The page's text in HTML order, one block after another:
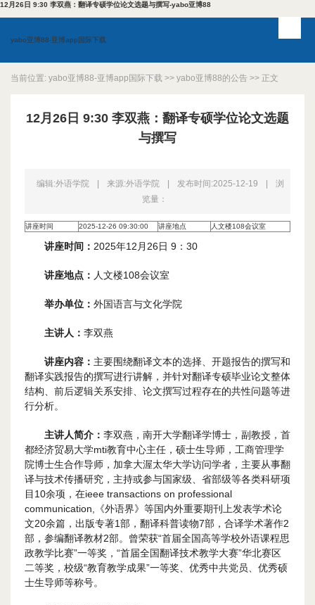
12月26日 9:30 李双燕：翻译专硕学位论文选题与撰写-yabo亚博88
yabo亚博88-亚博app国际下载
当前位置: yabo亚博88-亚博app国际下载 >> yabo亚博88的公告 >> 正文
12月26日 9:30 李双燕：翻译专硕学位论文选题
与撰写
编辑:外语学院 来源:外语学院 发布时间:2025-12-19
浏
览量：
讲座时间 2025-12-26 09:30:00 讲座地点 人文楼108会议室
讲座时间： 2025年12月26日 9：30
讲座地点： 人文楼108会议室
举办单位： 外国语言与文化学院
主讲人： 李双燕
讲座内容： 主要围绕翻译文本的选择、开题报告的撰写和
翻译实践报告的撰写进行讲解，并针对翻译专硕毕业论文整体
结构、前后逻辑关系安排、论文撰写过程存在的共性问题等进
行分析。
主讲人简介： 李双燕，南开大学翻译学博士，副教授，首
都经济贸易大学mti教育中心主任，硕士生导师，工商管理学
院博士生合作导师，加拿大渥太华大学访问学者，主要从事翻
译与技术传播研究，主持或参与国家级、省部级等各类科研项
目10余项，在ieee transactions on professional
communication,《外语界》等国内外重要期刊上发表学术论
文20余篇，出版专著1部，翻译科普读物7部，合译学术著作2
部，参编翻译教材2部。曾荣获“首届全国高等学校外语课程思
政教学比赛”一等奖，“首届全国翻译技术教学大赛”华北赛区
二等奖，校级“教育教学成果”一等奖、优秀中共党员、优秀硕
士生导师等称号。